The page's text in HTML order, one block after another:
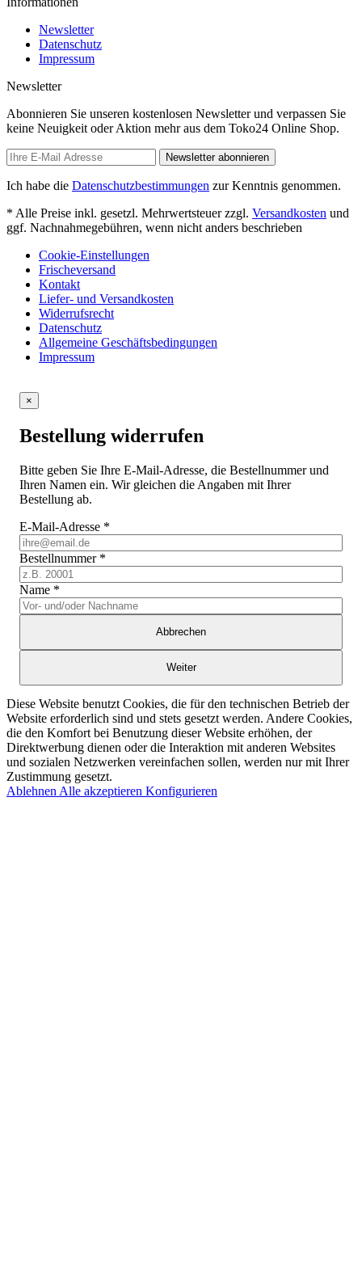
Newsletter
Datenschutz
Impressum
Newsletter
Abonnieren Sie unseren kostenlosen Newsletter und verpassen Sie
keine Neuigkeit oder Aktion mehr aus dem Toko24 Online Shop.
Newsletter abonnieren
Ich habe die Datenschutzbestimmungen zur Kenntnis genommen.
* Alle Preise inkl. gesetzl. Mehrwertsteuer zzgl. Versandkosten und
ggf. Nachnahmegebühren, wenn nicht anders beschrieben
Cookie-Einstellungen
Frischeversand
Kontakt
Liefer- und Versandkosten
Widerrufsrecht
Datenschutz
Allgemeine Geschäftsbedingungen
Impressum
×
Bestellung widerrufen
Bitte geben Sie Ihre E-Mail-Adresse, die Bestellnummer und
Ihren Namen ein. Wir gleichen die Angaben mit Ihrer
Bestellung ab.
E-Mail-Adresse *
Bestellnummer *
Name *
Abbrechen
Weiter
Diese Website benutzt Cookies, die für den technischen Betrieb der
Website erforderlich sind und stets gesetzt werden. Andere Cookies,
die den Komfort bei Benutzung dieser Website erhöhen, der
Direktwerbung dienen oder die Interaktion mit anderen Websites
und sozialen Netzwerken vereinfachen sollen, werden nur mit Ihrer
Zustimmung gesetzt.
Ablehnen Alle akzeptieren Konfigurieren